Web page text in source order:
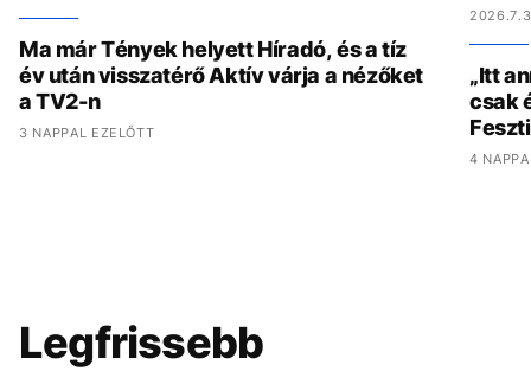
Ma már Tények helyett Híradó, és a tíz
év után visszatérő Aktív várja a nézőket
a TV2-n
3 NAPPAL EZELŐTT
„Itt
csak
4
Legfrissebb